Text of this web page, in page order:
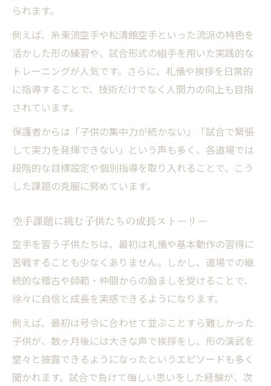
られます。
例えば、糸東流空手や松濤館空手といった流派の特色を
活かした形の練習や、試合形式の組手を用いた実践的な
トレーニングが人気です。さらに、礼儀や挨拶を日常的
に指導することで、技術だけでなく人間力の向上も目指
されています。
保護者からは「子供の集中力が続かない」「試合で緊張
して実力を発揮できない」という声も多く、各道場では
段階的な目標設定や個別指導を取り入れることで、こう
した課題の克服に努めています。
空手課題に挑む子供たちの成長ストーリー
空手を習う子供たちは、最初は礼儀や基本動作の習得に
苦戦することも少なくありません。しかし、道場での継
続的な稽古や師範・仲間からの励ましを受けることで、
徐々に自信と成長を実感できるようになります。
例えば、最初は号令に合わせて並ぶことすら難しかった
子供が、数ヶ月後には大きな声で挨拶をし、形の演武を
堂々と披露できるようになったというエピソードも多く
聞かれます。試合で負けて悔しい思いをした経験が、次